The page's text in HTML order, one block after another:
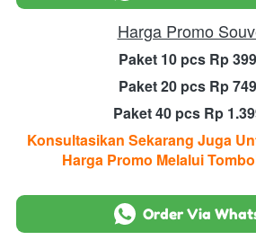
Harga Promo
Paket 10 pcs Rp
Paket 20 pcs Rp
Paket 40 pcs Rp
Konsultasikan Sekarang Juga
Harga Promo Melalui
` Order Via